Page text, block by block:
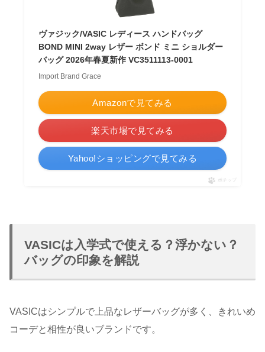
ヴァジック/VASIC レディース ハンドバッグ
BOND MINI 2way レザー ボンド ミニ ショルダー
バッグ 2026年春夏新作 VC3511113-0001
Import Brand Grace
Amazonで見てみる
楽天市場で見てみる
Yahoo!ショッピングで見てみる
ポチップ
VASICは入学式で使える？浮かない？
バッグの印象を解説
VASICはシンプルで上品なレザーバッグが多く、きれいめ
コーデと相性が良いブランドです。